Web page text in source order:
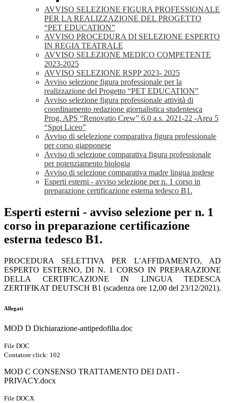
AVVISO SELEZIONE FIGURA PROFESSIONALE
PER LA REALIZZAZIONE DEL PROGETTO
“PET EDUCATION”
AVVISO PROCEDURA DI SELEZIONE ESPERTO
IN REGIA TEATRALE
AVVISO SELEZIONE MEDICO COMPETENTE
2023-2025
AVVISO SELEZIONE RSPP 2023- 2025
Avviso selezione figura professionale per la
realizzazione del Progetto “PET EDUCATION”
Avviso selezione figura professionale attività di
coordinamento redazione giornalistica studentesca
Prog. APS “Renovatio Crew” 6.0 a.s. 2021-22 -Area 5
“Spot Liceo”
Avviso di selelezione comparativa figura professionale
per corso giapponese
Avviso di selezione comparativa figura professionale
per potenziamento biologia
Avviso di selezione comparativa madre lingua inglese
Esperti esterni - avviso selezione per n. 1 corso in
preparazione certificazione esterna tedesco B1.
Esperti esterni - avviso selezione per n. 1
corso in preparazione certificazione
esterna tedesco B1.
PROCEDURA SELETTIVA PER L’AFFIDAMENTO, AD
ESPERTO ESTERNO, DI N. 1 CORSO IN PREPARAZIONE
DELLA CERTIFICAZIONE IN LINGUA TEDESCA
ZERTIFIKAT DEUTSCH B1 (scadenza ore 12,00 del 23/12/2021).
Allegati
MOD D Dichiarazione-antipedofilia.doc
File DOC
Contatore click: 102
MOD C CONSENSO TRATTAMENTO DEI DATI -
PRIVACY.docx
File DOCX